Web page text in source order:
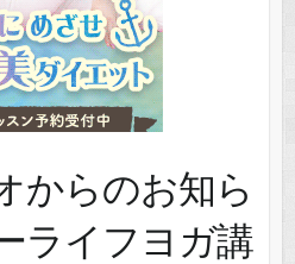
からのお知ら
ライフヨガ講